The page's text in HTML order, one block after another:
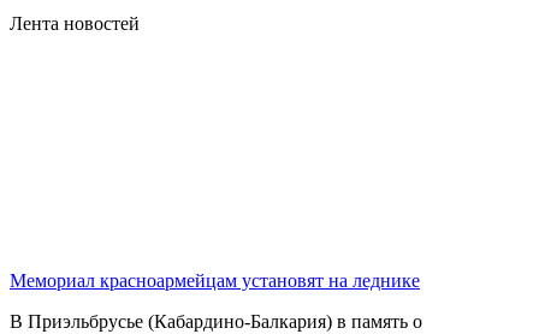
Лента новостей
Мемориал красноармейцам установят на леднике
В Приэльбрусье (Кабардино-Балкария) в память о